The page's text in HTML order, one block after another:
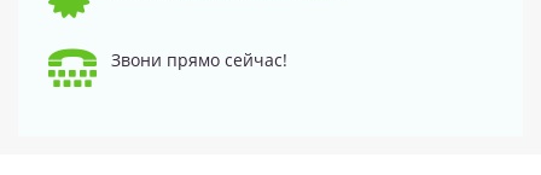
Звони прямо сейчас!